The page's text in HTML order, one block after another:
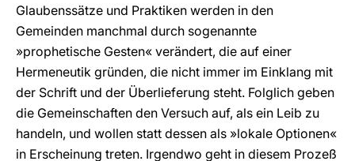
Glaubenssätze und Praktiken werden in den
Gemeinden manchmal durch sogenannte
»prophetische Gesten« verändert, die auf einer
Hermeneutik gründen, die nicht immer im Einklang mit
der Schrift und der Überlieferung steht. Folglich geben
die Gemeinschaften den Versuch auf, als ein Leib zu
handeln, und wollen statt dessen als »lokale Optionen«
in Erscheinung treten. Irgendwo geht in diesem Prozeß